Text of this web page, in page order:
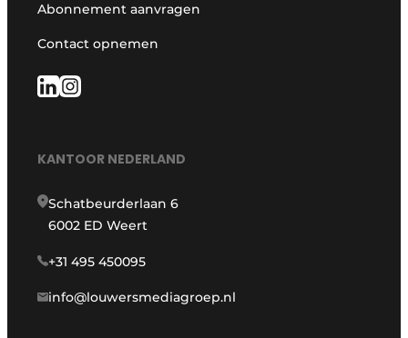
Abonnement aanvragen
Contact opnemen
KANTOOR NEDERLAND
Schatbeurderlaan 6
6002 ED Weert
+31 495 450095
info@louwersmediagroep.nl